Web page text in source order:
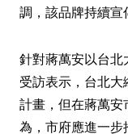
調，該品牌持續宣
針對蔣萬安以台北
受訪表示，台北
計畫，但在蔣萬
為，市府應進一